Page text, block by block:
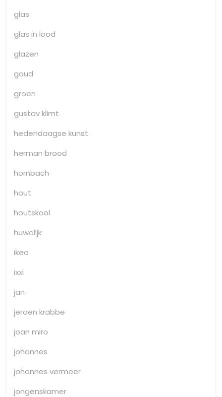
glas
glas in lood
glazen
goud
groen
gustav klimt
hedendaagse kunst
herman brood
hornbach
hout
houtskool
huwelijk
ikea
ixxi
jan
jeroen krabbe
joan miro
johannes
johannes vermeer
jongenskamer